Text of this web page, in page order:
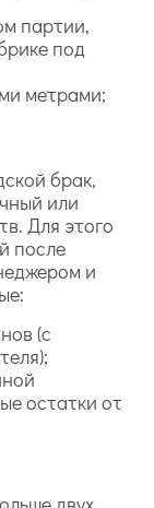
партии,
под
метрами;
брак,
или
Для этого
после
и
(с
остатки от